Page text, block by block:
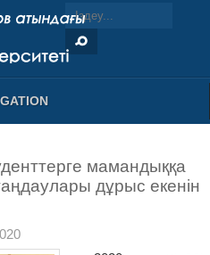
мамандыққа
дұрыс екенін